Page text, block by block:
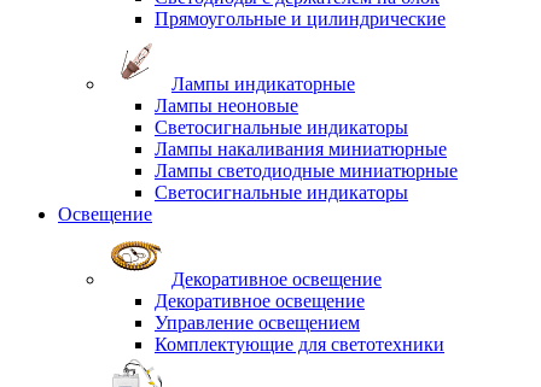
Прямоугольные и цилиндрические
Лампы индикаторные
Лампы неоновые
Светосигнальные индикаторы
Лампы накаливания миниатюрные
Лампы светодиодные миниатюрные
Светосигнальные индикаторы
Освещение
Декоративное освещение
Декоративное освещение
Управление освещением
Комплектующие для светотехники